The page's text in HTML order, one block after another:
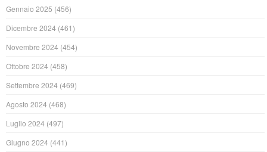
Gennaio 2025 (456)
Dicembre 2024 (461)
Novembre 2024 (454)
Ottobre 2024 (458)
Settembre 2024 (469)
Agosto 2024 (468)
Luglio 2024 (497)
Giugno 2024 (441)